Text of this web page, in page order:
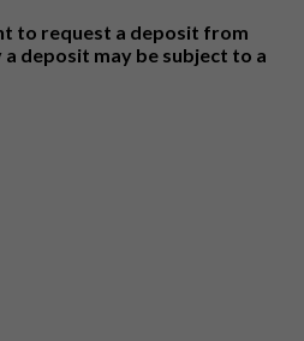
to request a deposit from
deposit may be subject to a